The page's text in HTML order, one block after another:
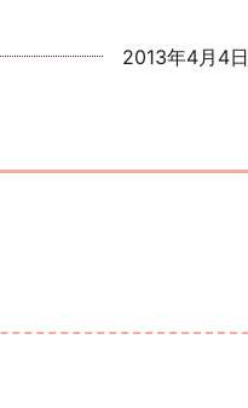
2013年4月4日